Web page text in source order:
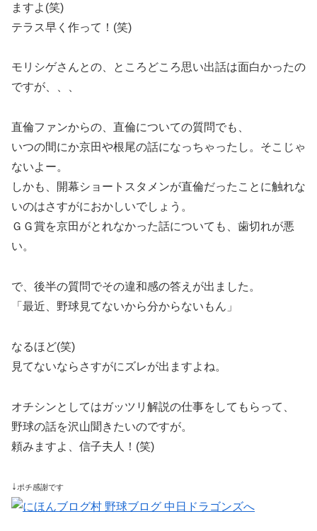
ますよ(笑)
テラス早く作って！(笑)
モリシゲさんとの、ところどころ思い出話は面白かったの
ですが、、、
直倫ファンからの、直倫についての質問でも、
いつの間にか京田や根尾の話になっちゃったし。そこじゃ
ないよー。
しかも、開幕ショートスタメンが直倫だったことに触れな
いのはさすがにおかしいでしょう。
ＧＧ賞を京田がとれなかった話についても、歯切れが悪
い。
で、後半の質問でその違和感の答えが出ました。
「最近、野球見てないから分からないもん」
なるほど(笑)
見てないならさすがにズレが出ますよね。
オチシンとしてはガッツリ解説の仕事をしてもらって、
野球の話を沢山聞きたいのですが。
頼みますよ、信子夫人！(笑)
↓ ポチ感謝です